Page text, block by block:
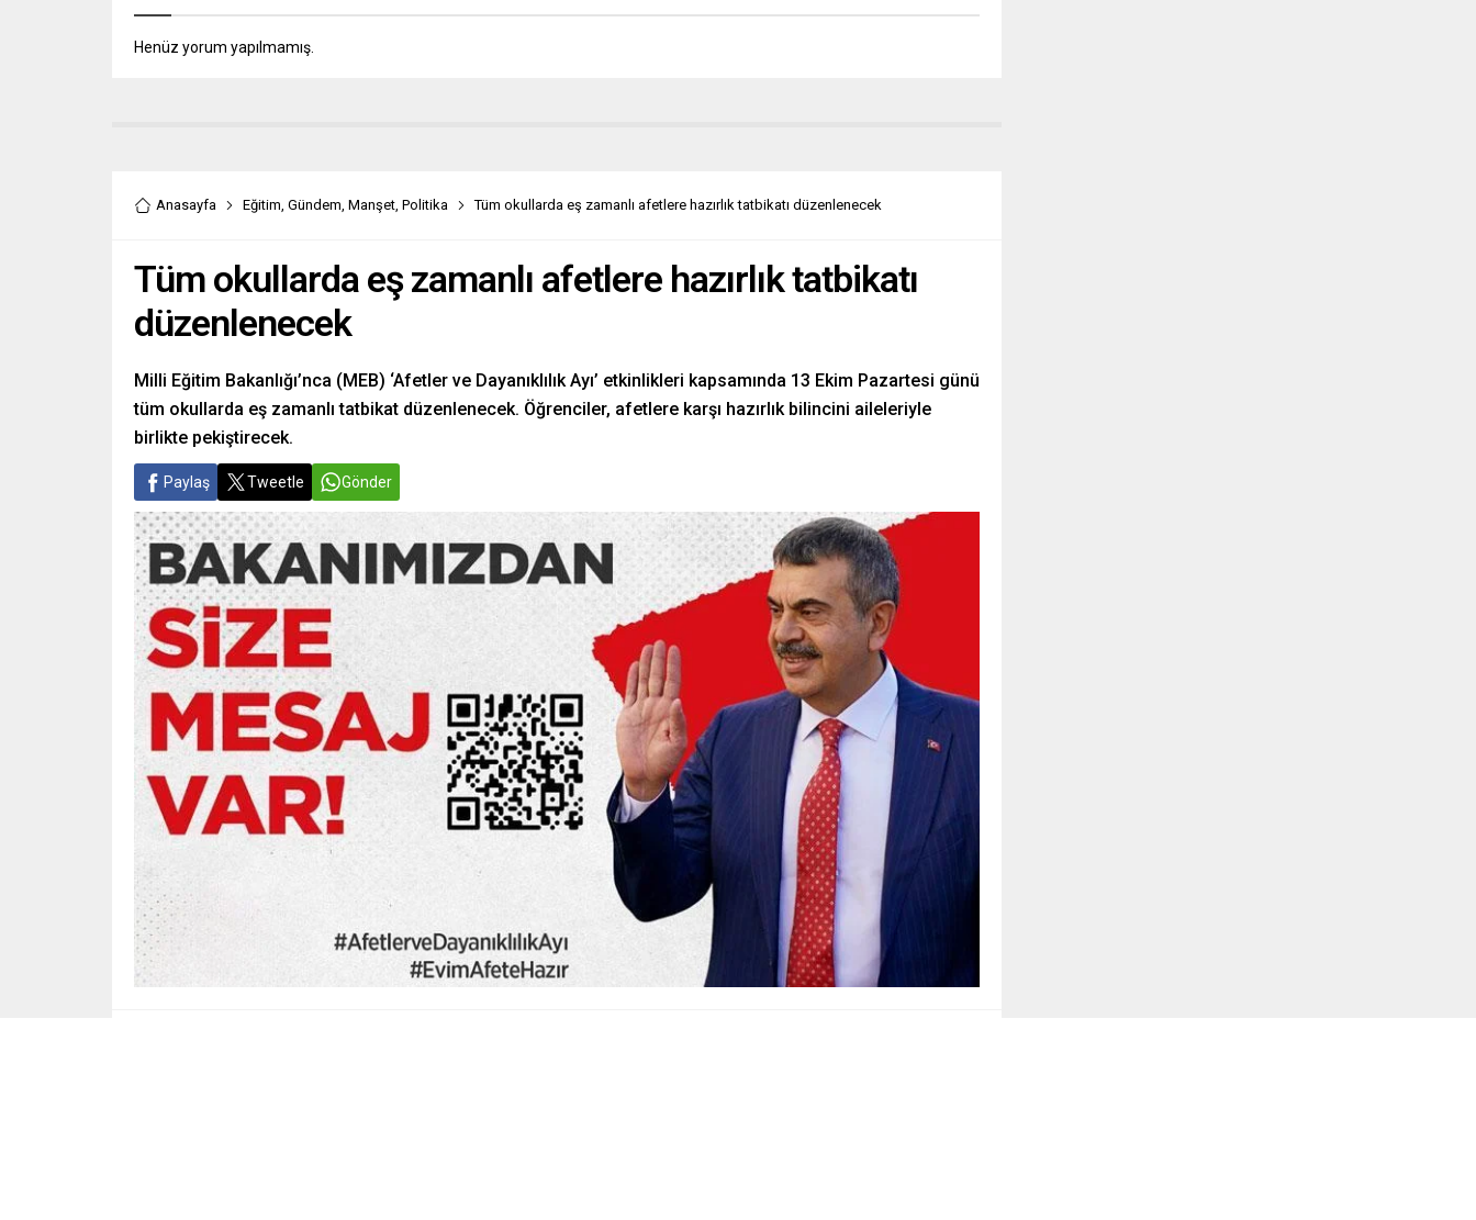
Henüz yorum yapılmamış.
Anasayfa Eğitim Gündem Manşet Politika Tüm okullarda eş zamanlı afetlere hazırlık tatbikatı düzenlenecek
Tüm okullarda eş zamanlı afetlere hazırlık tatbikatı
düzenlenecek
Milli Eğitim Bakanlığı’nca (MEB) ‘Afetler ve Dayanıklılık Ayı’ etkinlikleri kapsamında 13 Ekim Pazartesi günü
tüm okullarda eş zamanlı tatbikat düzenlenecek. Öğrenciler, afetlere karşı hazırlık bilincini aileleriyle
birlikte pekiştirecek.
Paylaş Tweetle Gönder